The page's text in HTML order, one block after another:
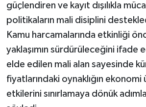
güçlendiren ve kayıt dışılıkla
politikaların mali disiplini
Kamu harcamalarında etkinliği
yaklaşımın sürdürüleceğini ifade
elde edilen mali alan sayesinde
fiyatlarındaki oynaklığın ekonomi
etkilerini sınırlamaya dönük